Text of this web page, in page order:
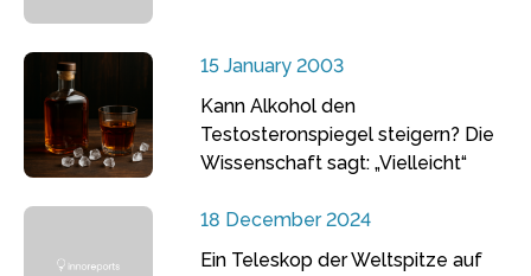
15 January 2003
Kann Alkohol den
Testosteronspiegel steigern? Die
Wissenschaft sagt: „Vielleicht“
18 December 2024
Ein Teleskop der Weltspitze auf